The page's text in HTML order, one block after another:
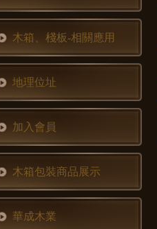
木箱、棧板-相關應用
地理位址
加入會員
木箱包裝商品展示
華成木業